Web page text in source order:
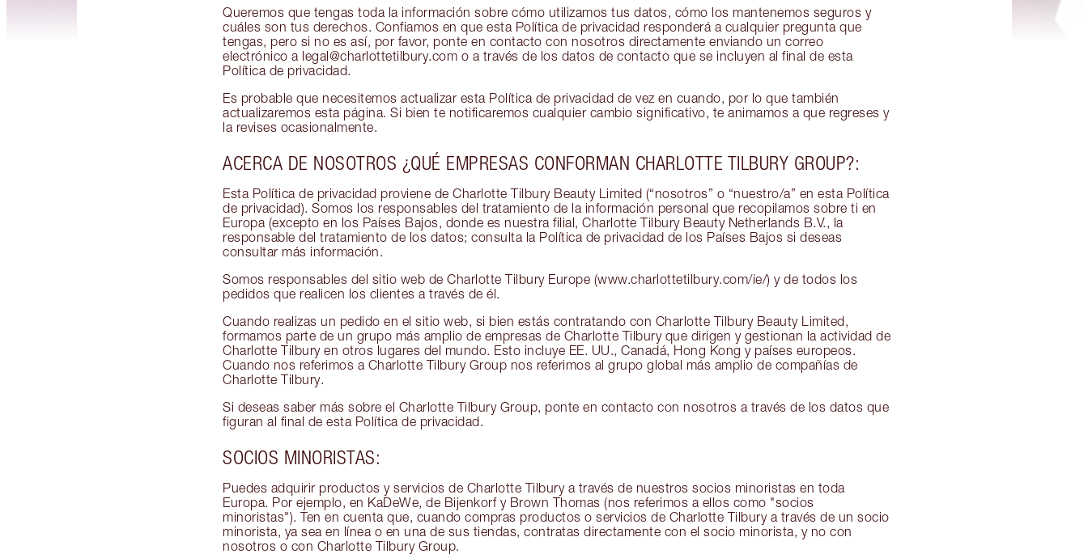
Queremos que tengas toda la información sobre cómo utilizamos tus datos, cómo los mantenemos seguros y
cuáles son tus derechos. Confiamos en que esta Política de privacidad responderá a cualquier pregunta que
tengas, pero si no es así, por favor, ponte en contacto con nosotros directamente enviando un correo
electrónico a legal@charlottetilbury.com o a través de los datos de contacto que se incluyen al final de esta
Política de privacidad.
Es probable que necesitemos actualizar esta Política de privacidad de vez en cuando, por lo que también
actualizaremos esta página. Si bien te notificaremos cualquier cambio significativo, te animamos a que regreses y
la revises ocasionalmente.
ACERCA DE NOSOTROS ¿QUÉ EMPRESAS CONFORMAN CHARLOTTE TILBURY GROUP?:
Esta Política de privacidad proviene de Charlotte Tilbury Beauty Limited (“nosotros” o “nuestro/a” en esta Política
de privacidad). Somos los responsables del tratamiento de la información personal que recopilamos sobre ti en
Europa (excepto en los Países Bajos, donde es nuestra filial, Charlotte Tilbury Beauty Netherlands B.V., la
responsable del tratamiento de los datos; consulta la Política de privacidad de los Países Bajos si deseas
consultar más información.
Somos responsables del sitio web de Charlotte Tilbury Europe (www.charlottetilbury.com/ie/) y de todos los
pedidos que realicen los clientes a través de él.
Cuando realizas un pedido en el sitio web, si bien estás contratando con Charlotte Tilbury Beauty Limited,
formamos parte de un grupo más amplio de empresas de Charlotte Tilbury que dirigen y gestionan la actividad de
Charlotte Tilbury en otros lugares del mundo. Esto incluye EE. UU., Canadá, Hong Kong y países europeos.
Cuando nos referimos a Charlotte Tilbury Group nos referimos al grupo global más amplio de compañías de
Charlotte Tilbury.
Si deseas saber más sobre el Charlotte Tilbury Group, ponte en contacto con nosotros a través de los datos que
figuran al final de esta Política de privacidad.
SOCIOS MINORISTAS:
Puedes adquirir productos y servicios de Charlotte Tilbury a través de nuestros socios minoristas en toda
Europa. Por ejemplo, en KaDeWe, de Bijenkorf y Brown Thomas (nos referimos a ellos como "socios
minoristas"). Ten en cuenta que, cuando compras productos o servicios de Charlotte Tilbury a través de un socio
minorista, ya sea en línea o en una de sus tiendas, contratas directamente con el socio minorista, y no con
nosotros o con Charlotte Tilbury Group.